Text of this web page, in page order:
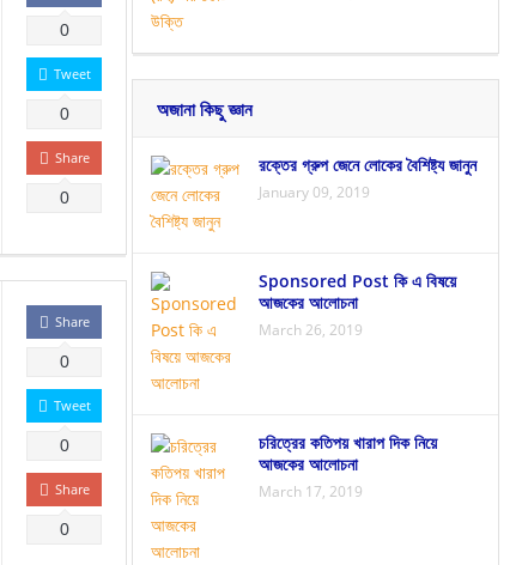
0
Tweet
0
Share
0
Share
0
Tweet
0
Share
0
অজানা কিছু জ্ঞান
রক্তের গ্রুপ জেনে লোকের বৈশিষ্ট্য জানুন
January 09, 2019
Sponsored Post কি এ বিষয়ে
আজকের আলোচনা
March 26, 2019
চরিত্রের কতিপয় খারাপ দিক নিয়ে
আজকের আলোচনা
March 17, 2019